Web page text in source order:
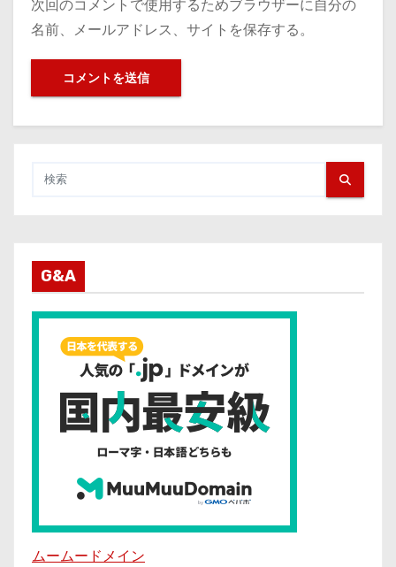
次回のコメントで使用するためブラウザーに自分の
名前、メールアドレス、サイトを保存する。
G&A
ムームードメイン